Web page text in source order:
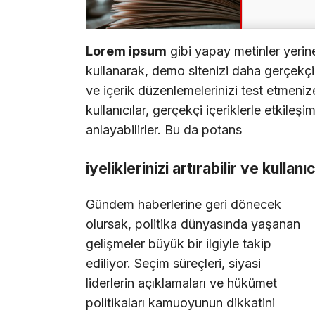
Lorem ipsum gibi yapay metinler
kullanarak, demo sitenizi daha
ve içerik düzenlemelerinizi test
kullanıcılar, gerçekçi içeriklerle
anlayabilirler. Bu da potans
iyeliklerinizi artırabilir ve
Gündem haberlerine geri dönecek
olursak, politika dünyasında yaşanan
gelişmeler büyük bir ilgiyle takip
ediliyor. Seçim süreçleri, siyasi
liderlerin açıklamaları ve hükümet
politikaları kamuoyunun dikkatini